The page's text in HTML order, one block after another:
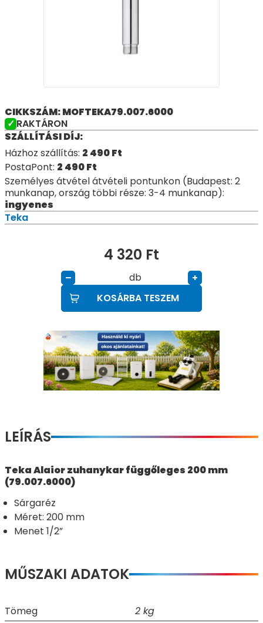
CIKKSZÁM: MOFTEKA79.007.6000
RAKTÁRON
SZÁLLÍTÁSI DÍJ:
Házhoz szállítás: 2 490Ft
PostaPont: 2 490Ft
Személyes átvétel átvételi pontunkon (Budapest: 2
munkanap, ország többi része: 3-4 munkanap):
ingyenes
Teka
4 320 Ft
– db
+
KOSÁRBA TESZEM
LEÍRÁS
Teka Alaior zuhanykar függőleges 200 mm
(79.007.6000)
Sárgaréz
Méret: 200 mm
Menet 1/2”
MŰSZAKI ADATOK
Tömeg
2 kg